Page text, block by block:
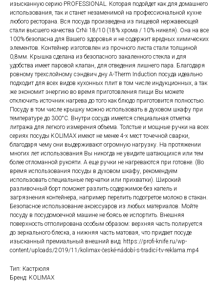
изысканную серию PROFESSIONAL. Которая подойдет как для домашнего
использования, так и станет незаменимой на профессиональной кухне
любого ресторана. Вся посуда произведена из пищевой нержавеющей
стали высшего качества CrNi 18/10 (18% хрома / 10% никеля). Она на все
100% безопасна для Вашего здоровья и не содержит вредных химических
элементов. Контейнер изготовлен из прочного листа стали толщиной
0,8мм. Крышка сделана из безопасного закаленного стекла и для
удобства имеет паровой клапан, для отведения лишнего пара. Благодаря
ровному трехслойному сэндвич дну A-Therm Induction посуда идеально
подходит для всех видов кухонных плит в том числе индукционных, а так
же экономит энергию во время приготовления пищи Вы можете
отключить источник нагрева до того как блюдо приготовится полностью.
Посуду в том числе крышку можно использовать в духовом шкафу при
температуре до 300°C. Внутри сосуда имеется специальная отметка
литража для легкого измерения объема. Толстые и мощные ручки на всех
сериях посуды KOLIMAX имеют не менее 4-х мест точечной сварки,
благодаря чему они выдерживают огромную нагрузку. На протяжении
многих лет использования Вы никогда не увидите шатающихся или тем
более отломанной рукояти. А еще ручки не нагреваются при готовке. (Во
время использования посуды в духовом шкафу, рекомендуем
использовать специальные перчатки или прихватки). Широкий
разливочный борт поможет разлить содержимое без капель и
загрязнения контейнера, например перелить подогретое молоко в стакан.
Безопасное использование аксессуаров из любых материалов. Мойте
посуду в посудомоечной машине не боясь ее испортить. Внешняя
поверхность отполирована особым образом: верхняя часть полируется
до зеркального блеска, а нижняя часть матовая, что придает посуде
изысканный премиальный внешний вид. https://profi-knife.ru/wp-
content/uploads/2019/11/kolimax-české-nádobí-s-tradicí-tv-reklama.mp4
Тип: Кастрюля
Бренд: KOLIMAX